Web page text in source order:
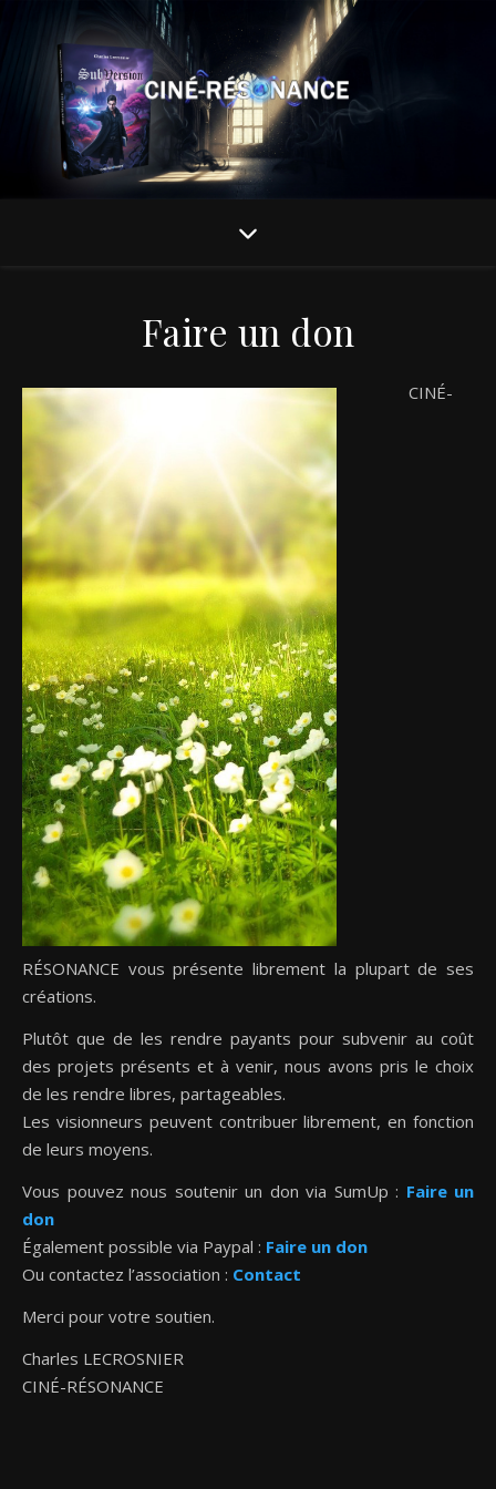
Faire un don
CINÉ-
RÉSONANCE vous présente librement la plupart de ses
créations.
Plutôt que de les rendre payants pour subvenir au coût
des projets présents et à venir, nous avons pris le choix
de les rendre libres, partageables.
Les visionneurs peuvent contribuer librement, en fonction
de leurs moyens.
Vous pouvez nous soutenir un don via SumUp : Faire un
don
Également possible via Paypal : Faire un don
Ou contactez l’association : Contact
Merci pour votre soutien.
Charles LECROSNIER
CINÉ-RÉSONANCE